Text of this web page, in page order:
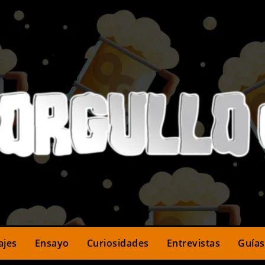
Ensayo Curiosidades Entrevistas